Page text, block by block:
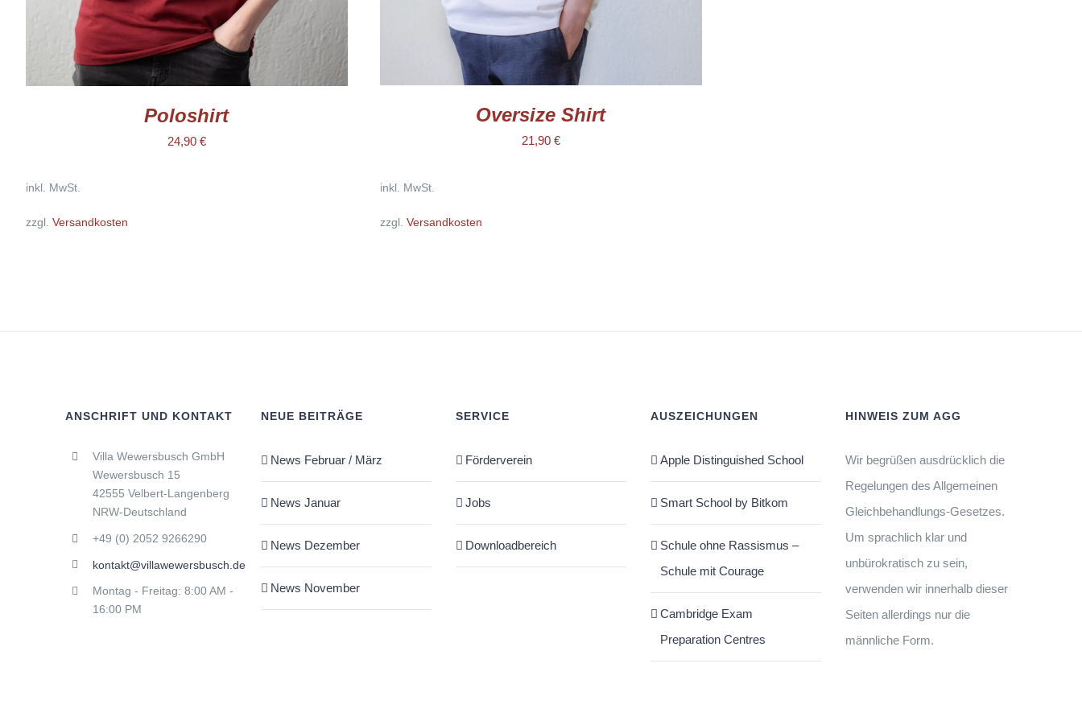
GEWÄHLT
WERDEN
Poloshirt
24,90 €
inkl. MwSt.
zzgl. Versandkosten
GEWÄHLT
WERDEN
Oversize Shirt
21,90 €
inkl. MwSt.
zzgl. Versandkosten
ANSCHRIFT UND KONTAKT
Villa Wewersbusch GmbH
Wewersbusch 15
42555 Velbert-Langenberg
NRW-Deutschland
+49 (0) 2052 9266290
kontakt@villawewersbusch.de
Montag - Freitag: 8:00 AM -
16:00 PM
NEUE BEITRÄGE
News Februar / März
News Januar
News Dezember
News November
SERVICE
Förderverein
Jobs
Downloadbereich
AUSZEICHUNGEN
Apple Distinguished School
Smart School by Bitkom
Schule ohne Rassismus –
Schule mit Courage
Cambridge Exam
Preparation Centres
HINWEIS ZUM AGG
Wir begrüßen ausdrücklich die
Regelungen des Allgemeinen
Gleichbehandlungs-Gesetzes.
Um sprachlich klar und
unbürokratisch zu sein,
verwenden wir innerhalb dieser
Seiten allerdings nur die
männliche Form.